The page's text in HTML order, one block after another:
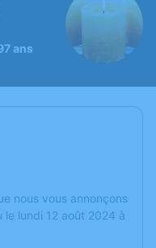
ans
nous vous annonçons
le lundi 12 août 2024 à